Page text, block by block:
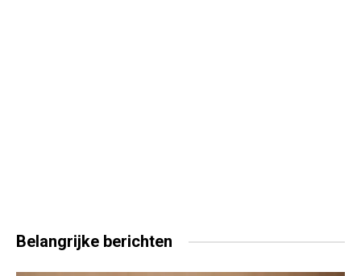
Belangrijke berichten